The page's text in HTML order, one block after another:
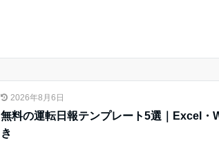
2026年8月6日
無料の運転日報テンプレート5選｜Excel・
き